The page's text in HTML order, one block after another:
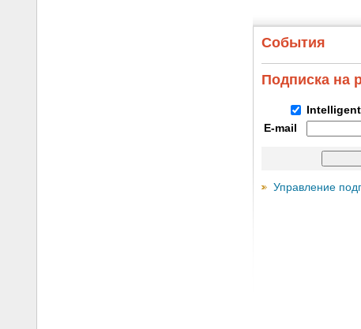
События
Подписка на
E-mail
Управление